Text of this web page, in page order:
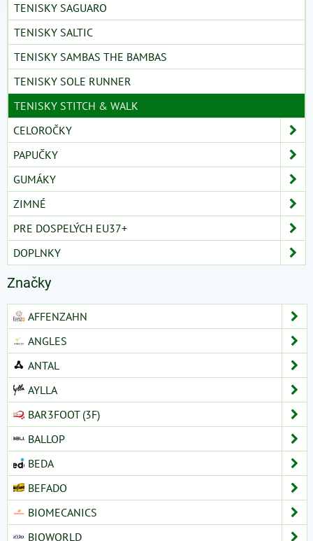
TENISKY SAGUARO
TENISKY SALTIC
TENISKY SAMBAS THE BAMBAS
TENISKY SOLE RUNNER
TENISKY STITCH & WALK
CELOROČKY
PAPUČKY
GUMÁKY
ZIMNÉ
PRE DOSPELÝCH EU37+
DOPLNKY
Značky
AFFENZAHN
ANGLES
ANTAL
AYLLA
BAR3FOOT (3F)
BALLOP
BEDA
BEFADO
BIOMECANICS
BIOWORLD